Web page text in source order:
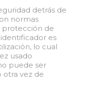
detrás de
normas
protección de
es
lo cual
usado
puede ser
otra vez de